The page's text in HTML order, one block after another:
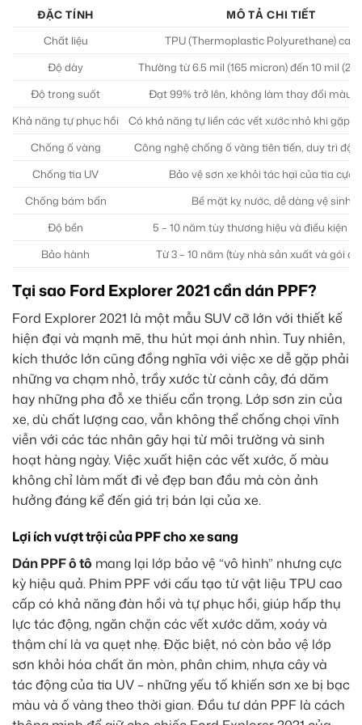
ĐẶC TÍNH
MÔ TẢ CHI TIẾT
Chất liệu
TPU (Thermoplastic Polyurethane) cao
Độ dày
Thường từ 6.5 mil (165 micron) đến 10 mil
Độ trong suốt
Đạt 99% trở lên, không làm thay đổi màu
Khả năng tự phục hồi
Có khả năng tự liền các vết xước nhỏ khi gặp
Chống ố vàng
Công nghệ chống ố vàng tiên tiến, duy trì độ
Chống tia UV
Bảo vệ sơn xe khỏi tác hại của tia cực
Chống bám bẩn
Bề mặt kỵ nước, dễ dàng vệ sinh
Độ bền
5 – 10 năm tùy thương hiệu và điều kiện
Bảo hành
Từ 3 – 10 năm (tùy nhà sản xuất và gói
Tại sao Ford Explorer 2021 cần dán PPF?
Ford Explorer 2021 là một mẫu SUV cỡ lớn với thiết kế
hiện đại và mạnh mẽ, thu hút mọi ánh nhìn. Tuy nhiên,
kích thước lớn cũng đồng nghĩa với việc xe dễ gặp phải
những va chạm nhỏ, trầy xước từ cành cây, đá dăm
hay những pha đỗ xe thiếu cẩn trọng. Lớp sơn zin của
xe, dù chất lượng cao, vẫn không thể chống chọi vĩnh
viễn với các tác nhân gây hại từ môi trường và sinh
hoạt hàng ngày. Việc xuất hiện các vết xước, ố màu
không chỉ làm mất đi vẻ đẹp ban đầu mà còn ảnh
hưởng đáng kể đến giá trị bán lại của xe.
Lợi ích vượt trội của PPF cho xe sang
Dán PPF ô tô mang lại lớp bảo vệ “vô hình” nhưng cực
kỳ hiệu quả. Phim PPF với cấu tạo từ vật liệu TPU cao
cấp có khả năng đàn hồi và tự phục hồi, giúp hấp thụ
lực tác động, ngăn chặn các vết xước dăm, xoáy và
thậm chí là va quẹt nhẹ. Đặc biệt, nó còn bảo vệ lớp
sơn khỏi hóa chất ăn mòn, phân chim, nhựa cây và
tác động của tia UV – những yếu tố khiến sơn xe bị bạc
màu và ố vàng theo thời gian. Đầu tư dán PPF là cách